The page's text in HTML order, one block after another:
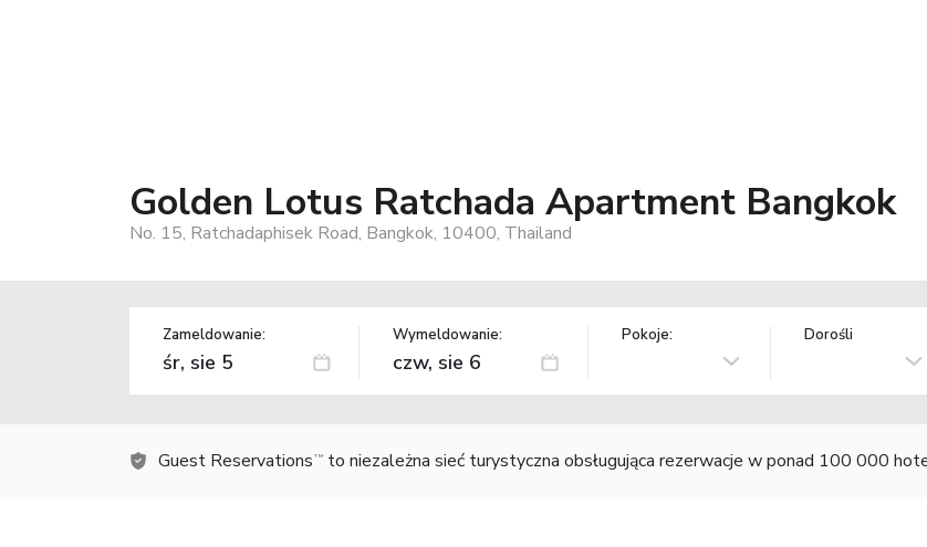
Golden Lotus Ratchada Apartment Bangkok
No. 15, Ratchadaphisek Road, Bangkok, 10400, Thailand
Zameldowanie: Wymeldowanie: Pokoje: Dorośli
Guest Reservations TM to niezależna sieć turystyczna obsługująca rezerwacje w ponad 100 000